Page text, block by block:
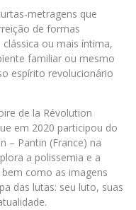
metragens que
de formas
ou mais íntima,
familiar ou mesmo
espírito revolucionário
de la Révolution
em 2020 participou do
– Pantin (France) na
a polissemia e a
bem como as imagens
das lutas: seu luto, suas